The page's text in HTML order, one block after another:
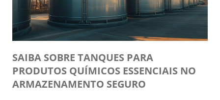
SAIBA SOBRE TANQUES PARA
PRODUTOS QUÍMICOS ESSENCIAIS NO
ARMAZENAMENTO SEGURO